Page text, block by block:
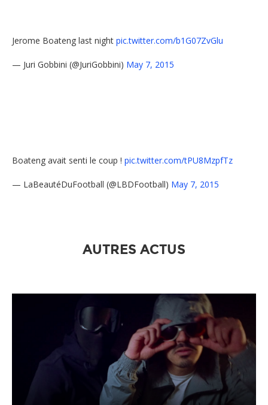
Jerome Boateng last night pic.twitter.com/b1G07ZvGlu
— Juri Gobbini (@JuriGobbini) May 7, 2015
Boateng avait senti le coup ! pic.twitter.com/tPU8MzpfTz
— LaBeautéDuFootball (@LBDFootball) May 7, 2015
AUTRES ACTUS